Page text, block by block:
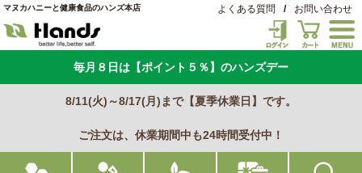
マヌカハニーと健康食品のハンズ本店 よくある質問 / お問い合わせ
毎月８日は【ポイント５％】のハンズデー
8/11(火)～8/17(月)まで【夏季休業日】です。
ご注文は、休業期間中も24時間受付中！